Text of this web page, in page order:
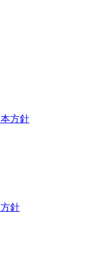
方針
針